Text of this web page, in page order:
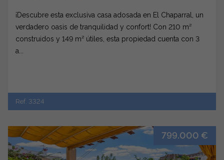
¡Descubre esta exclusiva casa adosada en El Chaparral, un
verdadero oasis de tranquilidad y confort! Con 210 m²
construidos y 149 m² útiles, esta propiedad cuenta con 3
a...
Ref. 3324
799.000 €